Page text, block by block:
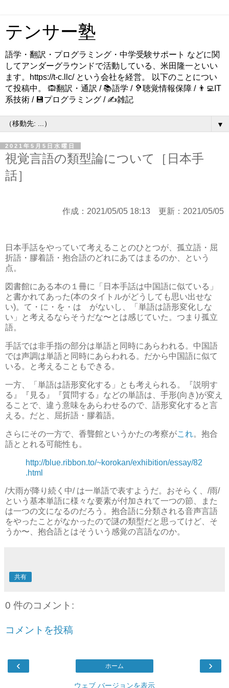
テンサー塾
語学・翻訳・プログラミング・中学受験サポート などに関
してアンダーグラウンドで活動している、米田隆一といい
ます。https://t-c.llc/ という会社を経営。 以下のことについ
て投稿中。 🙉翻訳・通訳 / 📚語学 / 🦻聴覚情報保障 / 👨‍💻IT
系技術 / 💾プログラミング / ✍️雑記
▼
2021年5月5日水曜日
視覚言語の類型論について［日本手
話］
作成：2021/05/05 18:13 更新：2021/05/05
日本手話をやっていて考えることのひとつが、孤立語・屈
折語・膠着語・抱合語のどれにあてはまるのか、という
点。
図書館にある本の１冊に「日本手話は中国語に似ている」
と書かれてあった(本のタイトルがどうしても思い出せな
い)。て・に・を・は がないし、「単語は語形変化しな
い」と考えるならそうだな〜とは感じていた。つまり孤立
語。
手話では非手指の部分は単語と同時にあらわれる。中国語
では声調は単語と同時にあらわれる。だから中国語に似て
いる。と考えることもできる。
一方、「単語は語形変化する」とも考えられる。『説明す
る』『見る』『質問する』などの単語は、手形(向き)が変え
ることで、違う意味をあらわせるので、語形変化すると言
える。だと、屈折語・膠着語。
さらにその一方で、香聾館というかたの考察がこれ。抱合
語ととれる可能性も。
http://blue.ribbon.to/~korokan/exhibition/essay/82
.html
/大雨が降り続く中/ は一単語で表すようだ。おそらく、/雨/
という基本単語に様々な要素が付加されて一つの節、また
は一つの文になるのだろう。抱合語に分類される音声言語
をやったことがなかったので謎の類型だと思ってけど、そ
うか〜、抱合語とはそういう感覚の言語なのか。
共有
0 件のコメント:
コメントを投稿
‹ ›
ホーム
ウェブ バージョンを表示